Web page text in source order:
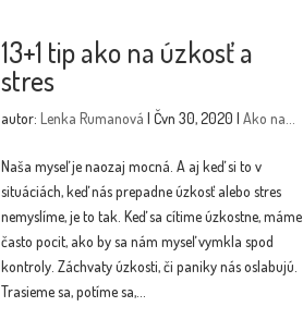
13+1 tip ako na úzkosť a
stres
autor:Lenka Rumanová | Čvn 30, 2020 |Ako na...
Naša myseľ je naozaj mocná. A aj keď si to v
situáciách, keď nás prepadne úzkosť alebo stres
nemyslíme, je to tak. Keď sa cítime úzkostne, máme
často pocit, ako by sa nám myseľ vymkla spod
kontroly. Záchvaty úzkosti, či paniky nás oslabujú.
Trasieme sa, potíme sa,...